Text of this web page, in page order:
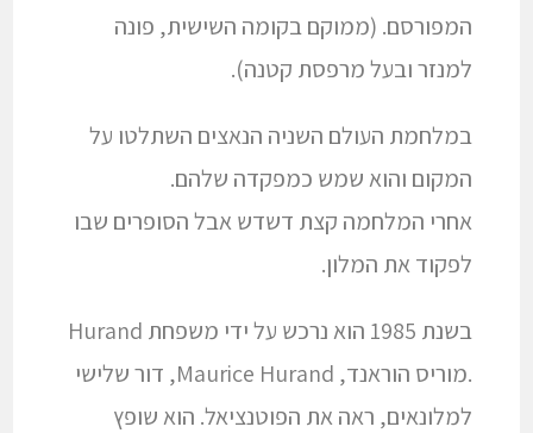
המפורסם. (ממוקם בקומה השישית, פונה
למנזר ובעל מרפסת קטנה).
במלחמת העולם השניה הנאצים השתלטו על
המקום והוא שמש כמפקדה שלהם.
אחרי המלחמה קצת דשדש אבל הסופרים שבו
לפקוד את המלון.
בשנת 1985 הוא נרכש על ידי משפחת Hurand
.מוריס הוראנד, Maurice Hurand, דור שלישי
למלונאים, ראה את הפוטנציאל. הוא שופץ